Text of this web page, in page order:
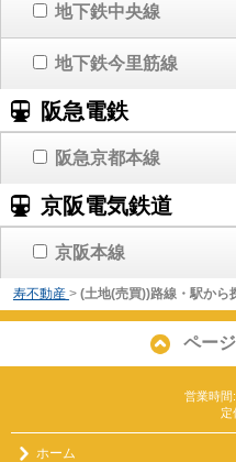
地下鉄中央線
地下鉄今里筋線
阪急電鉄
阪急京都本線
京阪電気鉄道
京阪本線
寿不動産 > (土地(売買))路線・駅から
ペー
営業時間
定
ホーム